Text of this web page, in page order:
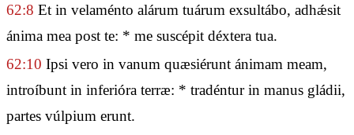
62:8 Et in velaménto alárum tuárum exsultábo, adhǽsit
ánima mea post te: * me suscépit déxtera tua.
62:10 Ipsi vero in vanum quæsiérunt ánimam meam,
introíbunt in inferióra terræ: * tradéntur in manus gládii,
partes vúlpium erunt.